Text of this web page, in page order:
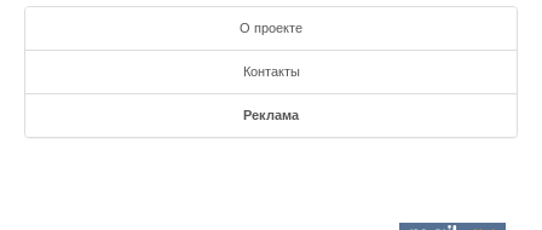
О проекте
Контакты
Реклама